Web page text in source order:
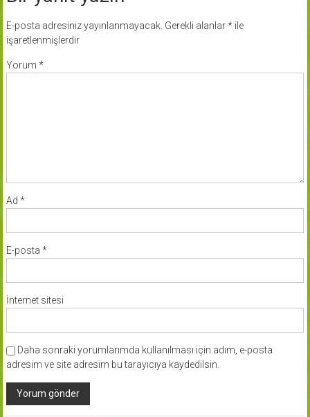
E-posta adresiniz yayınlanmayacak. Gerekli alanlar*ile
işaretlenmişlerdir
Yorum *
Ad *
E-posta *
İnternet sitesi
Daha sonraki yorumlarımda kullanılması için adım, e-posta
adresim ve site adresim bu tarayıcıya kaydedilsin.